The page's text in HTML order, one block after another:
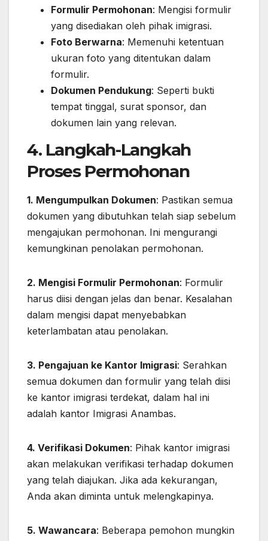
Formulir Permohonan: Mengisi formulir
yang disediakan oleh pihak imigrasi.
Foto Berwarna: Memenuhi ketentuan
ukuran foto yang ditentukan dalam
formulir.
Dokumen Pendukung: Seperti bukti
tempat tinggal, surat sponsor, dan
dokumen lain yang relevan.
4. Langkah-Langkah
Proses Permohonan
1. Mengumpulkan Dokumen: Pastikan semua
dokumen yang dibutuhkan telah siap sebelum
mengajukan permohonan. Ini mengurangi
kemungkinan penolakan permohonan.
2. Mengisi Formulir Permohonan: Formulir
harus diisi dengan jelas dan benar. Kesalahan
dalam mengisi dapat menyebabkan
keterlambatan atau penolakan.
3. Pengajuan ke Kantor Imigrasi: Serahkan
semua dokumen dan formulir yang telah diisi
ke kantor imigrasi terdekat, dalam hal ini
adalah kantor Imigrasi Anambas.
4. Verifikasi Dokumen: Pihak kantor imigrasi
akan melakukan verifikasi terhadap dokumen
yang telah diajukan. Jika ada kekurangan,
Anda akan diminta untuk melengkapinya.
5. Wawancara: Beberapa pemohon mungkin